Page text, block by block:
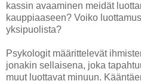
kassin avaaminen meidät
kauppiaaseen? Voiko
yksipuolista?
Psykologit määrittelevät
jonakin sellaisena, joka
muut luottavat minuun.